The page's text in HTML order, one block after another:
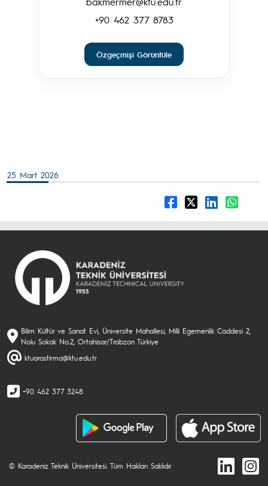
+90 462 377 8783
Özgeçmişi Görüntüle
25 Mart 2026
Bilim Kültür ve Sanat Evi, Üniversite Mahallesi, Milli Egemenlik Caddesi 2,
Nolu Sokak No.2, Ortahisar/Trabzon Türkiye
ktuarastirma@ktu.edu.tr
+90 462 377 3248
© Karadeniz Teknik Üniversitesi. Tüm Hakları Saklıdır